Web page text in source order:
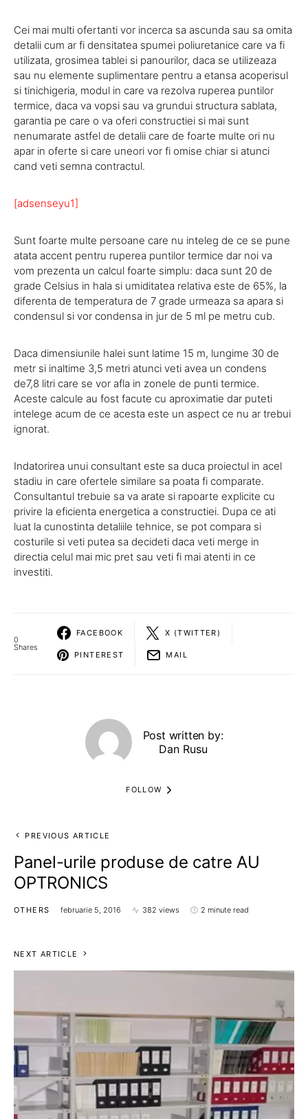
Cei mai multi ofertanti vor incerca sa ascunda sau sa omita
detalii cum ar fi densitatea spumei poliuretanice care va fi
utilizata, grosimea tablei si panourilor, daca se utilizeaza
sau nu elemente suplimentare pentru a etansa acoperisul
si tinichigeria, modul in care va rezolva ruperea puntilor
termice, daca va vopsi sau va grundui structura sablata,
garantia pe care o va oferi constructiei si mai sunt
nenumarate astfel de detalii care de foarte multe ori nu
apar in oferte si care uneori vor fi omise chiar si atunci
cand veti semna contractul.
[adsenseyu1]
Sunt foarte multe persoane care nu inteleg de ce se pune
atata accent pentru ruperea puntilor termice dar noi va
vom prezenta un calcul foarte simplu: daca sunt 20 de
grade Celsius in hala si umiditatea relativa este de 65%, la
diferenta de temperatura de 7 grade urmeaza sa apara si
condensul si vor condensa in jur de 5 ml pe metru cub.
Daca dimensiunile halei sunt latime 15 m, lungime 30 de
metr si inaltime 3,5 metri atunci veti avea un condens
de7,8 litri care se vor afla in zonele de punti termice.
Aceste calcule au fost facute cu aproximatie dar puteti
intelege acum de ce acesta este un aspect ce nu ar trebui
ignorat.
Indatorirea unui consultant este sa duca proiectul in acel
stadiu in care ofertele similare sa poata fi comparate.
Consultantul trebuie sa va arate si rapoarte explicite cu
privire la eficienta energetica a constructiei. Dupa ce ati
luat la cunostinta detaliile tehnice, se pot compara si
costurile si veti putea sa decideti daca veti merge in
directia celul mai mic pret sau veti fi mai atenti in ce
investiti.
0
Shares
FACEBOOK X (TWITTER)
PINTEREST MAIL
Post written by:
Dan Rusu
FOLLOW
PREVIOUS ARTICLE
Panel-urile produse de catre AU
OPTRONICS
OTHERS februarie 5, 2016 382 views 2 minute read
NEXT ARTICLE